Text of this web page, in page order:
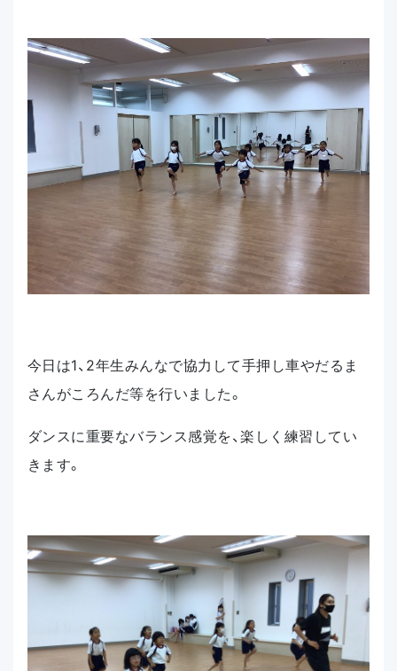
今日は1、2年生みんなで協力して手押し車やだるま
さんがころんだ等を行いました。
ダンスに重要なバランス感覚を、楽しく練習してい
きます。